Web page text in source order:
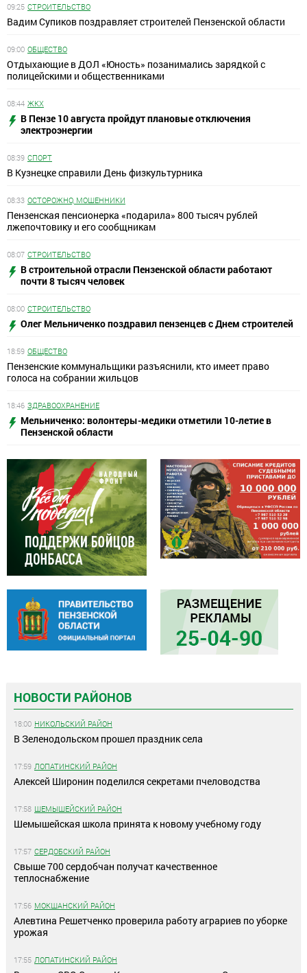
09:25 СТРОИТЕЛЬСТВО
Вадим Супиков поздравляет строителей Пензенской области
09:00 ОБЩЕСТВО
Отдыхающие в ДОЛ «Юность» позанимались зарядкой с
полицейскими и общественниками
08:44 ЖКХ
В Пензе 10 августа пройдут плановые отключения
электроэнергии
08:39 СПОРТ
В Кузнецке справили День физкультурника
08:33 ОСТОРОЖНО, МОШЕННИКИ
Пензенская пенсионерка «подарила» 800 тысяч рублей
лжепочтовику и его сообщникам
08:07 СТРОИТЕЛЬСТВО
В строительной отрасли Пензенской области работают
почти 8 тысяч человек
08:00 СТРОИТЕЛЬСТВО
Олег Мельниченко поздравил пензенцев с Днем строителей
18:59 ОБЩЕСТВО
Пензенские коммунальщики разъяснили, кто имеет право
голоса на собрании жильцов
18:46 ЗДРАВООХРАНЕНИЕ
Мельниченко: волонтеры-медики отметили 10-летие в
Пензенской области
НОВОСТИ РАЙОНОВ
18:00 НИКОЛЬСКИЙ РАЙОН
В Зеленодольском прошел праздник села
17:59 ЛОПАТИНСКИЙ РАЙОН
Алексей Широнин поделился секретами пчеловодства
17:58 ШЕМЫШЕЙСКИЙ РАЙОН
Шемышейская школа принята к новому учебному году
17:57 СЕРДОБСКИЙ РАЙОН
Свыше 700 сердобчан получат качественное
теплоснабжение
17:56 МОКШАНСКИЙ РАЙОН
Алевтина Решетченко проверила работу аграриев по уборке
урожая
17:55 ЛОПАТИНСКИЙ РАЙОН